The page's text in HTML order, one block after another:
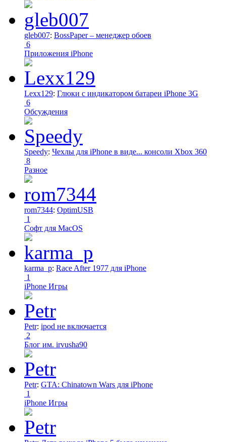
gleb007: BossPaper – менеджер обоев
6
Приложения iPhone
Lexx129: Глюки с индикатором батареи iPhone 3G
6
Обсуждения
Speedy: Чехлы для iPhone в виде... консоли Xbox 360
8
Разное
rom7344: OptimUSB
1
Софт для MacOS
karma_p: Race After 1977 для iPhone
1
iPhone Игры
Petr: ipod не включается
2
Блог им. irvusha90
Petr: GTA: Chinatown Wars для iPhone
1
iPhone Игры